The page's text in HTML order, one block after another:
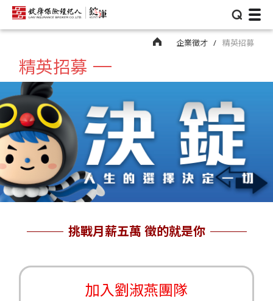
⌕
企業徵才 精英招募
精英招募
挑戰月薪五萬 徵的就是你
加入劉淑燕團隊